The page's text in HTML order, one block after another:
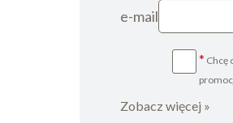
e-mail
* Chcę
Zobacz więcej »